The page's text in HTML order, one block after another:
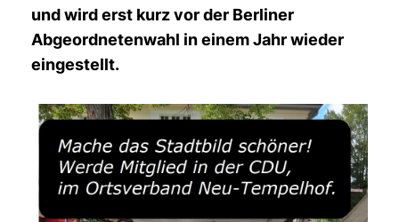
und wird erst kurz vor der Berliner
Abgeordnetenwahl in einem Jahr wieder
eingestellt.